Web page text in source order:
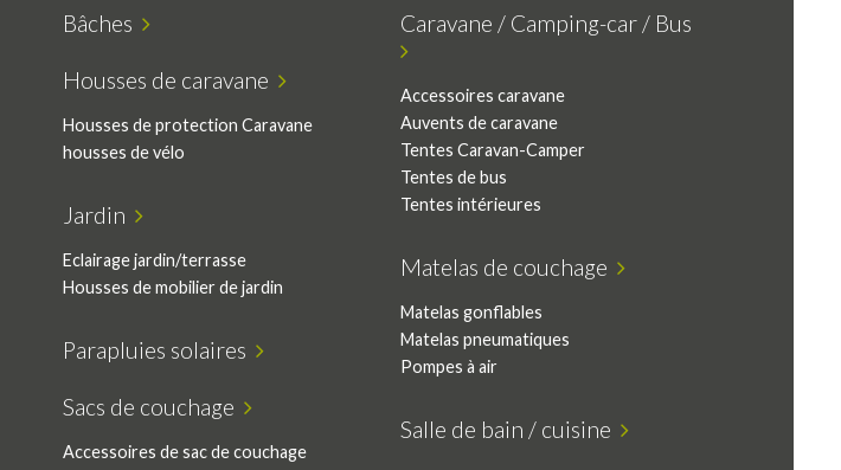
Bâches Caravane / Camping-car / Bus
Accessoires caravane
Auvents de caravane
Tentes Caravan-Camper
Tentes de bus
Tentes intérieures
Housses de caravane
Housses de protection Caravane
housses de vélo
Jardin
Eclairage jardin/terrasse
Housses de mobilier de jardin
Matelas de couchage
Matelas gonflables
Matelas pneumatiques
Pompes à air
Parapluies solaires
Sacs de couchage
Accessoires de sac de couchage
Salle de bain / cuisine